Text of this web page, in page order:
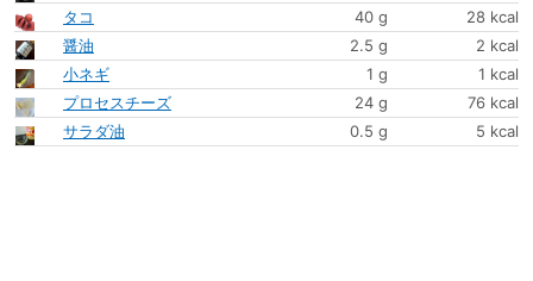
タコ
40 g
28 kcal
醤油
2.5 g
2 kcal
小ネギ
1 g
1 kcal
プロセスチーズ
24 g
76 kcal
サラダ油
0.5 g 5 kcal